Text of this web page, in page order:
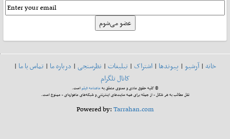
خانه|آرشیو| پیوندها| اشتراک| تبلیغات| نظرسنجی| درباره ما| تماس با ما|
کانال تلگرام
© کلیه حقوق مادی و معنوی متعلق بهماهنامه فیلماست.
نقل مطالب به هر شکل - از جمله برای همه سایت‌های اینترنتی و شبکه‌های ماهواره‌ای - ممنوع است.
Powered by:Tarrahan.com